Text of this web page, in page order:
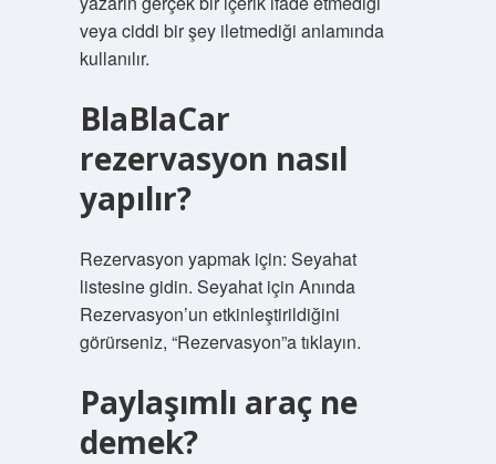
veya ciddi bir şey iletmediği anlamında
kullanılır.
BlaBlaCar
rezervasyon nasıl
yapılır?
Rezervasyon yapmak için: Seyahat
listesine gidin. Seyahat için Anında
Rezervasyon’un etkinleştirildiğini
görürseniz, “Rezervasyon”a tıklayın.
Paylaşımlı araç ne
demek?